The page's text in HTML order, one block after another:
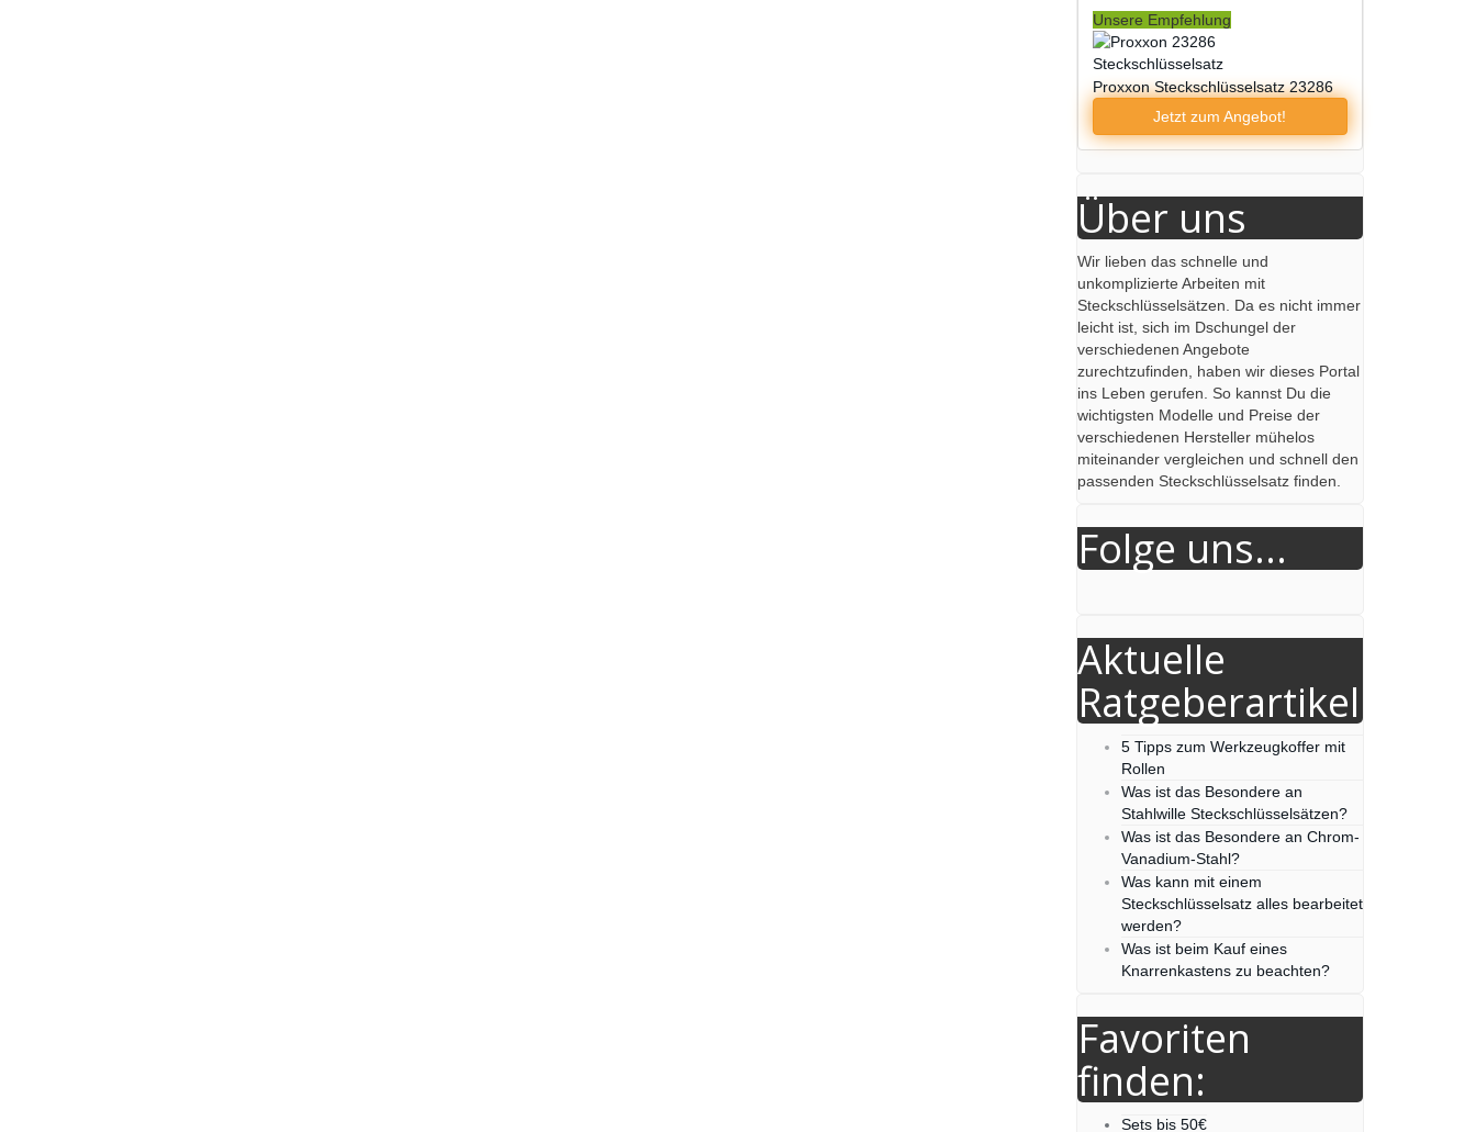
Unsere Empfehlung
Proxxon Steckschlüsselsatz 23286
Jetzt zumAngebot!
Über uns
Wir lieben das schnelle und
unkomplizierte Arbeiten mit
Steckschlüsselsätzen. Da es nicht immer
leicht ist, sich im Dschungel der
verschiedenen Angebote
zurechtzufinden, haben wir dieses Portal
ins Leben gerufen. So kannst Du die
wichtigsten Modelle und Preise der
verschiedenen Hersteller mühelos
miteinander vergleichen und schnell den
passenden Steckschlüsselsatz finden.
Folge uns...
Aktuelle
Ratgeberartikel
5 Tipps zum Werkzeugkoffer mit
Rollen
Was ist das Besondere an
Stahlwille Steckschlüsselsätzen?
Was ist das Besondere an Chrom-
Vanadium-Stahl?
Was kann mit einem
Steckschlüsselsatz alles bearbeitet
werden?
Was ist beim Kauf eines
Knarrenkastens zu beachten?
Favoriten
finden:
Sets bis 50€